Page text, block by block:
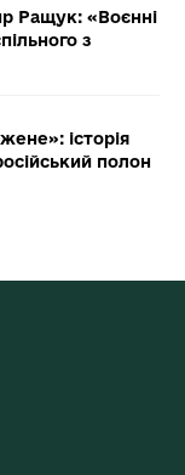
Ращук: «Воєнні
з
історія
полон